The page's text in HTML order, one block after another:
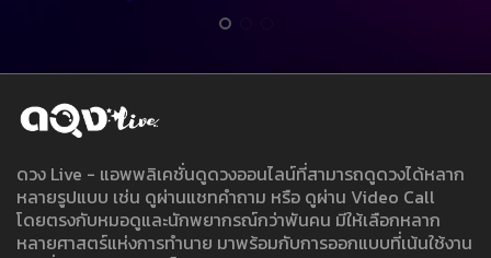
ดวง Live - แอพพลิเคชั่นดูดวงออนไลน์ที่สามารถดูดวงได้หลาก
หลายรูปแบบ เช่น ดูผ่านแชทคำถาม หรือ ดูผ่าน Video Call
โดยตรงกับหมอดูและนักพยากรณ์กว่าพันคน มีให้เลือกหลาก
หลายศาสตร์แห่งการทำนาย มาพร้อมกับการออกแบบที่เน้นใช้งาน